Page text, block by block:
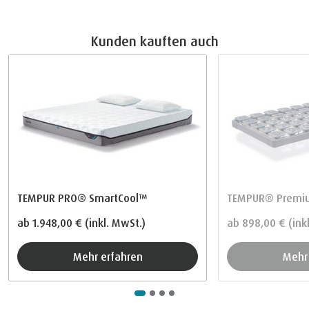
Kunden kauften auch
TEMPUR PRO® SmartCool™
ab 1.948,00 € (inkl. MwSt.)
Mehr erfahren
TEMPUR®
ab 898,00 €